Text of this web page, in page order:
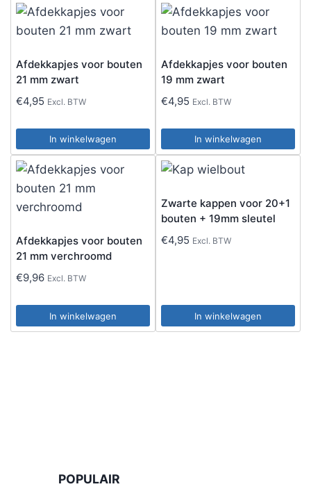
Afdekkapjes voor bouten
21 mm zwart
€4,95 Excl. BTW
In winkelwagen
Afdekkapjes voor bouten
19 mm zwart
€4,95 Excl. BTW
In winkelwagen
Afdekkapjes voor bouten
21 mm verchroomd
€9,96 Excl. BTW
In winkelwagen
Zwarte kappen voor 20+1
bouten + 19mm sleutel
€4,95 Excl. BTW
In winkelwagen
POPULAIR